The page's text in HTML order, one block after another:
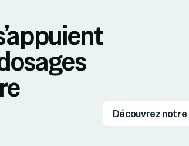
Découvrez